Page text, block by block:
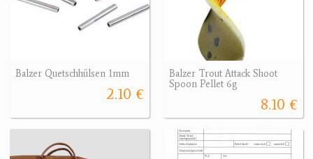
Balzer Quetschhülsen 1mm
2.10 €
Balzer Trout Attack Shoot
Spoon Pellet 6g
8.10 €